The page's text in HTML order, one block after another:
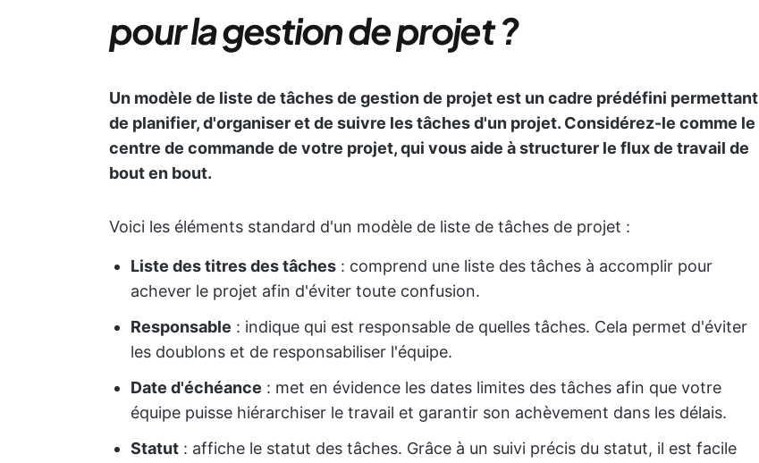
pour la gestion de projet ?
Un modèle de liste de tâches de gestion de projet est un cadre prédéfini permettant
de planifier, d'organiser et de suivre les tâches d'un projet. Considérez-le comme le
centre de commande de votre projet, qui vous aide à structurer le flux de travail de
bout en bout.
Voici les éléments standard d'un modèle de liste de tâches de projet :
Liste des titres des tâches : comprend une liste des tâches à accomplir pour
achever le projet afin d'éviter toute confusion.
Responsable : indique qui est responsable de quelles tâches. Cela permet d'éviter
les doublons et de responsabiliser l'équipe.
Date d'échéance : met en évidence les dates limites des tâches afin que votre
équipe puisse hiérarchiser le travail et garantir son achèvement dans les délais.
Statut : affiche le statut des tâches. Grâce à un suivi précis du statut, il est facile